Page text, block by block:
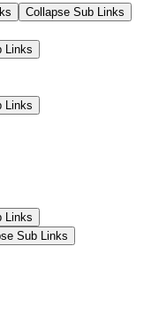
Collapse Sub Links
Links
Links
Links
Sub Links